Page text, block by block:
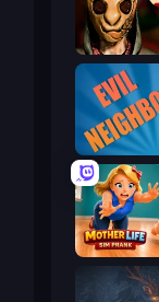
Evil Neighbor